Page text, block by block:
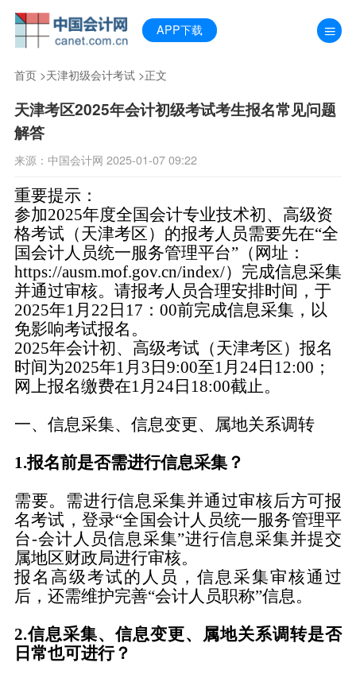
APP下载
首页>天津初级会计考试>正文
天津考区2025年会计初级考试考生报名常见问题
解答
来源：中国会计网 2025-01-07 09:22
重要提示：
参加2025年度全国会计专业技术初、高级资
格考试 （天津考区） 的报考人员需要先在“全
国会计人员统一服务管理平台”（网址：
https://ausm.mof.gov.cn/index/） 完成信息采集
并通过审核。请报考人员合理安排时间，于
2025年1月22日17：00前完成信息采集，以
免影响考试报名。
2025年会计初、高级考试（天津考区）报名
时间为2025年1月3日9:00至1月24日12:00；
网上报名缴费在1月24日18:00截止。
一、 信息采集、信息变更、属地关系调转
1.报名前是否需进行信息采集？
需要。需进行信息采集并通过审核后方可报
名考试，登录“全国会计人员统一服务管理平
台-会计人员信息采集”进行信息采集并提交
属地区财政局进行审核。
报名高级考试的人员，信息采集审核通过
后，还需维护完善“会计人员职称”信息。
2.信息采集、信息变更、属地关系调转是否
日常也可进行？